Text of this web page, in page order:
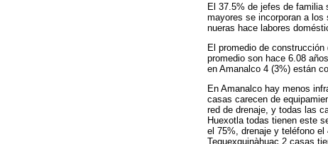
El 37.5% de jefes de familia
mayores se incorporan a
nueras hace labores
El promedio de
promedio son hace 6.08
en Amanalco 4 (3%) están
En Amanalco hay menos
casas carecen de
red de drenaje, y todas las
Huexotla todas tienen este
el 75%, drenaje y teléfono
Tequexquinàhuac 2 casas